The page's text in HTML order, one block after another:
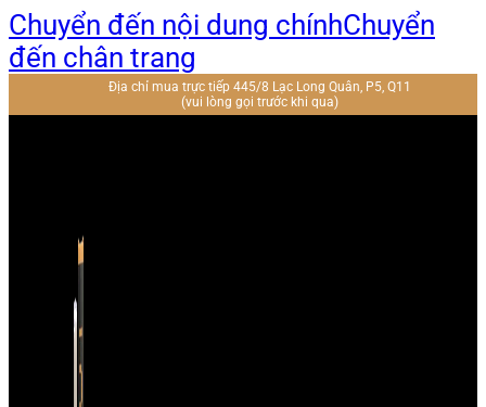
Chuyển đến nội dung chínhChuyển
đến chân trang
Địa chỉ mua trực tiếp 445/8 Lạc Long Quân, P5, Q11
(vui lòng gọi trước khi qua)